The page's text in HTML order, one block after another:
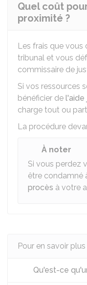
Quel coût
proximité ?
Les frais que vous
tribunal et vous
commissaire de
Si vos ressources
bénéficier de l'aide
charge tout ou
La procédure
À noter
Si vous perdez
être condamné
procès à votre
Pour en savoir plus
Qu'est-ce